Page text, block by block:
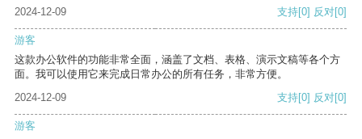
2024-12-09 支持[0] 反对[0]
游客
这款办公软件的功能非常全面，涵盖了文档、表格、演示文稿等各个方
面。我可以使用它来完成日常办公的所有任务，非常方便。
2024-12-09
支持[0] 反对[0]
游客